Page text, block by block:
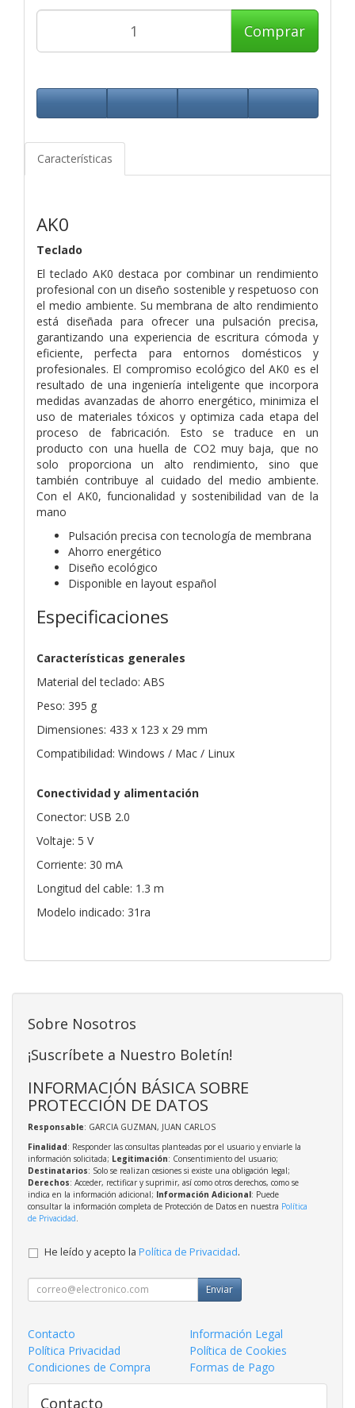
Comprar
Características
AK0
Teclado
El teclado AK0 destaca por combinar un rendimiento
profesional con un diseño sostenible y respetuoso con
el medio ambiente. Su membrana de alto rendimiento
está diseñada para ofrecer una pulsación precisa,
garantizando una experiencia de escritura cómoda y
eficiente, perfecta para entornos domésticos y
profesionales. El compromiso ecológico del AK0 es el
resultado de una ingeniería inteligente que incorpora
medidas avanzadas de ahorro energético, minimiza el
uso de materiales tóxicos y optimiza cada etapa del
proceso de fabricación. Esto se traduce en un
producto con una huella de CO2 muy baja, que no
solo proporciona un alto rendimiento, sino que
también contribuye al cuidado del medio ambiente.
Con el AK0, funcionalidad y sostenibilidad van de la
mano
Pulsación precisa con tecnología de membrana
Ahorro energético
Diseño ecológico
Disponible en layout español
Especificaciones
Características generales
Material del teclado: ABS
Peso: 395 g
Dimensiones: 433 x 123 x 29 mm
Compatibilidad: Windows / Mac / Linux
Conectividad y alimentación
Conector: USB 2.0
Voltaje: 5 V
Corriente: 30 mA
Longitud del cable: 1.3 m
Modelo indicado: 31ra
Sobre Nosotros
¡Suscríbete a Nuestro Boletín!
INFORMACIÓN BÁSICA SOBRE
PROTECCIÓN DE DATOS
Responsable: GARCIA GUZMAN, JUAN CARLOS
Finalidad: Responder las consultas planteadas por el usuario y enviarle la
información solicitada; Legitimación: Consentimiento del usuario;
Destinatarios: Solo se realizan cesiones si existe una obligación legal;
Derechos: Acceder, rectificar y suprimir, así como otros derechos, como se
indica en la información adicional; Información Adicional: Puede
consultar la información completa de Protección de Datos en nuestra Política
de Privacidad
He leído y acepto la Política de Privacidad.
Enviar
Contacto
Información Legal
Política Privacidad
Política de Cookies
Condiciones de Compra
Formas de Pago
Contacto